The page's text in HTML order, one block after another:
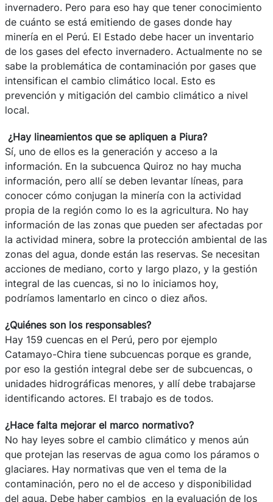
invernadero. Pero para eso hay que tener conocimiento
de cuánto se está emitiendo de gases donde hay
minería en el Perú. El Estado debe hacer un inventario
de los gases del efecto invernadero. Actualmente no se
sabe la problemática de contaminación por gases que
intensifican el cambio climático local. Esto es
prevención y mitigación del cambio climático a nivel
local.
¿Hay lineamientos que se apliquen a Piura?
Sí, uno de ellos es la generación y acceso a la
información. En la subcuenca Quiroz no hay mucha
información, pero allí se deben levantar líneas, para
conocer cómo conjugan la minería con la actividad
propia de la región como lo es la agricultura. No hay
información de las zonas que pueden ser afectadas por
la actividad minera, sobre la protección ambiental de las
zonas del agua, donde están las reservas. Se necesitan
acciones de mediano, corto y largo plazo, y la gestión
integral de las cuencas, si no lo iniciamos hoy,
podríamos lamentarlo en cinco o diez años.
¿Quiénes son los responsables?
Hay 159 cuencas en el Perú, pero por ejemplo
Catamayo-Chira tiene subcuencas porque es grande,
por eso la gestión integral debe ser de subcuencas, o
unidades hidrográficas menores, y allí debe trabajarse
identificando actores. El trabajo es de todos.
¿Hace falta mejorar el marco normativo?
No hay leyes sobre el cambio climático y menos aún
que protejan las reservas de agua como los páramos o
glaciares. Hay normativas que ven el tema de la
contaminación, pero no el de acceso y disponibilidad
del agua. Debe haber cambios en la evaluación de los